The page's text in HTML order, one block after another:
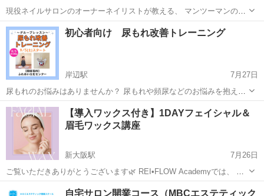
現役ネイルサロンのオーナーネイリストが教える、 マンツーマンの、
セルフネイル教室です☆ 3時間33000円（税込）で、分からないところ
をできるようになりましょう♪ ●ケアのやり方が分からない ●すぐジェ
ルが取...
大阪 大阪市 心斎橋駅 ネイル
初心者向け 尿もれ改善トレーニング
岸辺駅
7月27日
尿もれのお悩みはありませんか？ 尿もれや頻尿などのお悩みを抱えて
いる方はとても多いです。 でもどうしたらいいかわからない、見よう
見まねでやってみたけどいまいち改善されない。 意識しにくい部位な
のでこ...
大阪 吹田市 岸辺駅 その他 骨盤底筋
【導入ワックス付き】1DAYフェイシャル＆
眉毛ワックス講座
新大阪駅
7月26日
ご覧いただきありがとうございます🌿 REI•FLOW Academyでは、 フ
ェイシャルワックスを「ただ学ぶ」だけではなく、 受講後すぐにサロ
新大阪駅 その他
自宅サロン開業コース（MBCエステティック